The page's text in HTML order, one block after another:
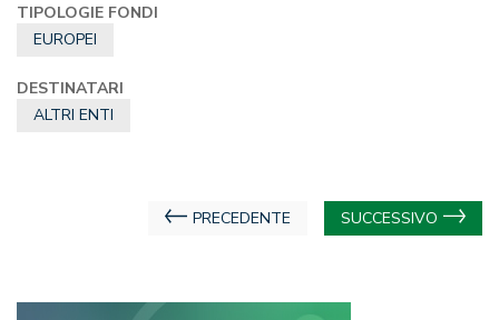
TIPOLOGIE FONDI
EUROPEI
DESTINATARI
ALTRI ENTI
Navigazione
PRECEDENTE SUCCESSIVO